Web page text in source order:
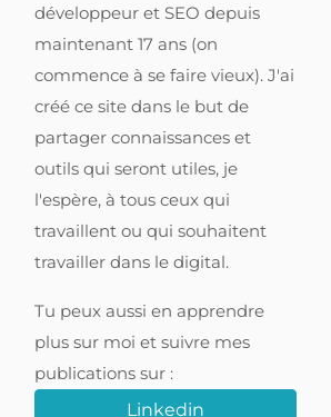
développeur et SEO depuis
maintenant 17 ans (on
commence à se faire vieux). J'ai
créé ce site dans le but de
partager connaissances et
outils qui seront utiles, je
l'espère, à tous ceux qui
travaillent ou qui souhaitent
travailler dans le digital.
Tu peux aussi en apprendre
plus sur moi et suivre mes
publications sur :
Linkedin